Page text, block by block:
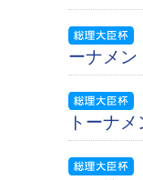
ーナメン
トーナ